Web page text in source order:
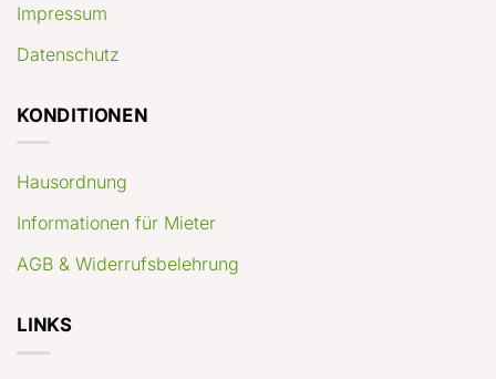
Impressum
Datenschutz
KONDITIONEN
Hausordnung
Informationen für Mieter
AGB & Widerrufsbelehrung
LINKS